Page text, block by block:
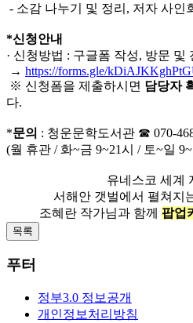
- 소감 나누기 및 정리, 저자 사인
*신청안내
· 신청방법 : 구글폼 작성, 방문 및
→ https://forms.gle/
※ 신청폼을 제출하시면 담당자
다.
*문의 : 청운문학도서관 ☎ 070-
(월 휴관 / 화~금 9~21시 / 토~일
유네스코 세계
서해안 갯벌에서 펼쳐지
조혜란 작가님과 함께 팝업
목록
푸터
정부3.0 정보공개
개인정보처리방침